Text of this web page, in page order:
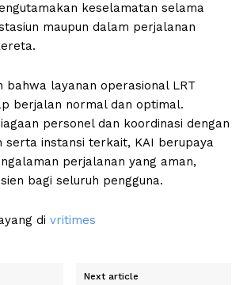
keselamatan selama
maupun dalam perjalanan
bahwa layanan operasional LRT
berjalan normal dan optimal.
personel dan koordinasi dengan
serta instansi terkait, KAI berupaya
perjalanan yang aman,
bagi seluruh pengguna.
di vritimes
Next article